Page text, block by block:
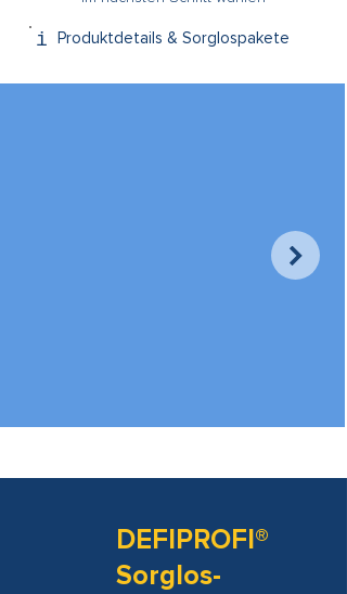
Produktdetails & Sorglospakete
i
DEFIPROFI®
Sorglos-